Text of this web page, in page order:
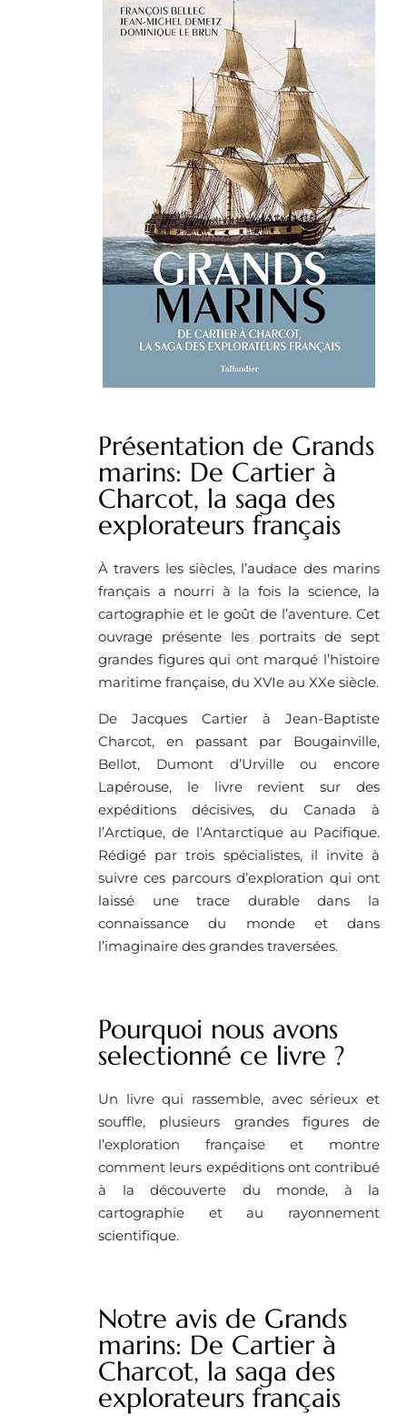
Présentation de Grands
marins: De Cartier à
Charcot, la saga des
explorateurs français
À travers les siècles, l’audace des marins
français a nourri à la fois la science, la
cartographie et le goût de l’aventure. Cet
ouvrage présente les portraits de sept
grandes figures qui ont marqué l’histoire
maritime française, du XVIe au XXe siècle.
De Jacques Cartier à Jean-Baptiste
Charcot, en passant par Bougainville,
Bellot, Dumont d’Urville ou encore
Lapérouse, le livre revient sur des
expéditions décisives, du Canada à
l’Arctique, de l’Antarctique au Pacifique.
Rédigé par trois spécialistes, il invite à
suivre ces parcours d’exploration qui ont
laissé une trace durable dans la
connaissance du monde et dans
l’imaginaire des grandes traversées.
Pourquoi nous avons
selectionné ce livre ?
Un livre qui rassemble, avec sérieux et
souffle, plusieurs grandes figures de
l’exploration française et montre
comment leurs expéditions ont contribué
à la découverte du monde, à la
cartographie et au rayonnement
scientifique.
Notre avis de Grands
marins: De Cartier à
Charcot, la saga des
explorateurs français